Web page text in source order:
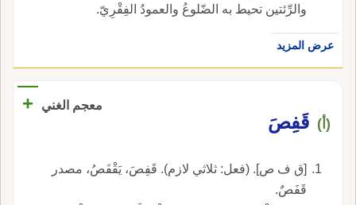
والرِّئتين تحيط به الضّلوعُ والعمودُ الفِقْرِيّ.
عرض المزيد
معجم الغني +
(أ) قَفِصَ
[ق ف ص]. (فعل: ثلاثي لازم). قَفِصَ، يَقْفَصُ، مصدر
قَفَصٌ.